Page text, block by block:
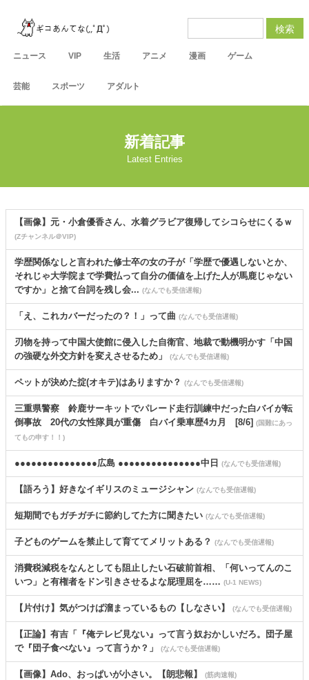
ニュース VIP 生活 アニメ 漫画 ゲーム
芸能 スポーツ アダルト
検索
新着記事
Latest Entries
【画像】元・小倉優香さん、水着グラビア復帰してシコらせにくるｗ
(Zチャンネル＠VIP)
学歴関係なしと言われた修士卒の女の子が「学歴で優遇しないとか、
それじゃ大学院まで学費払って自分の価値を上げた人が馬鹿じゃない
ですか」と捨て台詞を残し会... (なんでも受信遅報)
「え、これカバーだったの？！」って曲 (なんでも受信遅報)
刃物を持って中国大使館に侵入した自衛官、地裁で動機明かす「中国
の強硬な外交方針を変えさせるため」
(なんでも受信遅報)
ペットが決めた掟(オキテ)はありますか？ (なんでも受信遅報)
三重県警察 鈴鹿サーキットでパレード走行訓練中だった白バイが転
倒事故 20代の女性隊員が重傷 白バイ乗車歴4カ月 [8/6] (国難にあっ
てもの申す！！)
●●●●●●●●●●●●●●●広島 ●●●●●●●●●●●●●●●中日 (なんでも受信遅報)
【語ろう】好きなイギリスのミュージシャン (なんでも受信遅報)
短期間でもガチガチに節約してた方に聞きたい (なんでも受信遅報)
子どものゲームを禁止して育ててメリットある？ (なんでも受信遅報)
消費税減税をなんとしても阻止したい石破前首相、「何いってんのこ
いつ」と有権者をドン引きさせるよな屁理屈を…… (U-1 NEWS)
【片付け】気がつけば溜まっているもの【しなさい】 (なんでも受信遅報)
【正論】有吉「『俺テレビ見ない』って言う奴おかしいだろ。団子屋
で『団子食べない』って言うか？」
(なんでも受信遅報)
【画像】Ado、おっぱいが小さい。【朗悲報】 (筋肉速報)